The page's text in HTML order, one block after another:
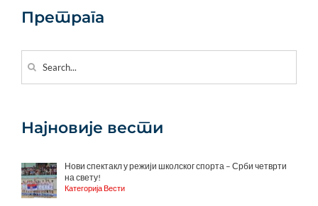
Претрага
for:
Најновије вести
Нови спектакл у режији школског спорта – Срби четврти
на свету!
Категорија Вести